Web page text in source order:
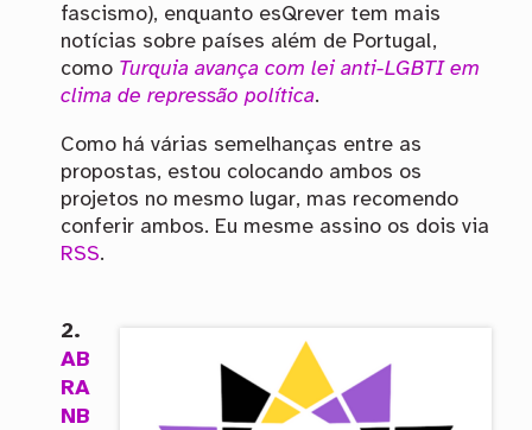
fascismo), enquanto esQrever tem mais
notícias sobre países além de Portugal,
como Turquia avança com lei anti-LGBTI em
clima de repressão política.
Como há várias semelhanças entre as
propostas, estou colocando ambos os
projetos no mesmo lugar, mas recomendo
conferir ambos. Eu mesme assino os dois via
RSS.
2.
AB
RA
NB